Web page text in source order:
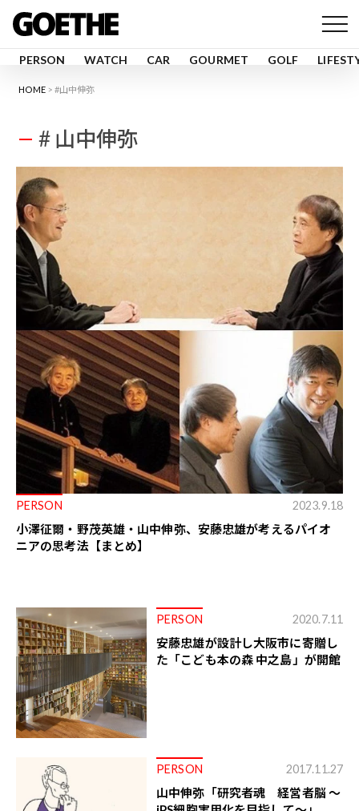
PERSON WATCH CAR GOURMET GOLF
HOME #山中伸弥
# 山中伸弥
PERSON 2023.9.18
小澤征爾・野茂英雄・山中伸弥、安藤忠雄が考えるパイオ
ニアの思考法【まとめ】
PERSON 2020.7.11
安藤忠雄が設計し大阪市に寄贈し
た「こども本の森 中之島」が開館
PERSON 2017.11.27
山中伸弥「研究者魂 経営者脳 ～